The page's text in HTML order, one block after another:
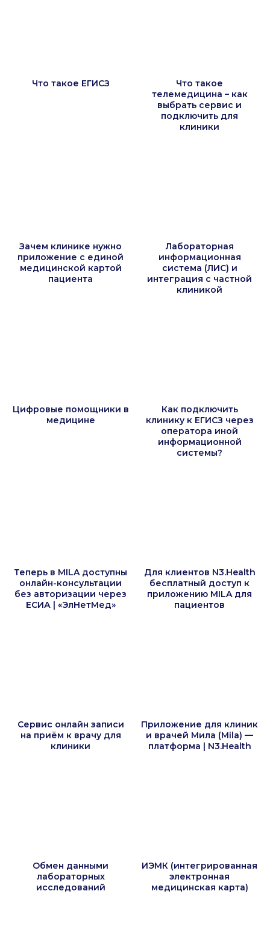
Что такое ЕГИСЗ
Что такое
телемедицина – как
выбрать сервис и
подключить для
клиники
Зачем клинике нужно
приложение с единой
медицинской картой
пациента
Лабораторная
информационная
система (ЛИС) и
интеграция с частной
клиникой
Цифровые помощники в
медицине
Как подключить
клинику к ЕГИСЗ через
оператора иной
информационной
системы?
Теперь в MILA доступны
онлайн-консультации
без авторизации через
ЕСИА | «ЭлНетМед»
Для клиентов N3.Health
бесплатный доступ к
приложению MILA для
пациентов
Сервис онлайн записи
на приём к врачу для
клиники
Приложение для клиник
и врачей Мила (Mila) —
платформа | N3.Health
Обмен данными
лабораторных
исследований
ИЭМК (интегрированная
электронная
медицинская карта)